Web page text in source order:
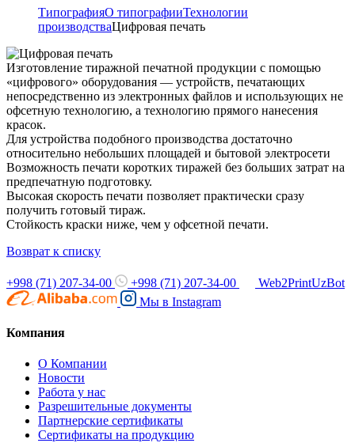
ТипографияО типографииТехнологии
производстваЦифровая печать
Изготовление тиражной печатной продукции с помощью
«цифрового» оборудования — устройств, печатающих
непосредственно из электронных файлов и использующих не
офсетную технологию, а технологию прямого нанесения
красок.
Для устройства подобного производства достаточно
относительно небольших площадей и бытовой электросети
Возможность печати коротких тиражей без больших затрат на
предпечатную подготовку.
Высокая скорость печати позволяет практически сразу
получить готовый тираж.
Стойкость краски ниже, чем у офсетной печати.
Возврат к списку
+998 (71) 207-34-00 +998 (71) 207-34-00
Web2PrintUzBot
Мы в Instagram
Компания
О Компании
Новости
Работа у нас
Разрешительные документы
Партнерские сертификаты
Сертификаты на продукцию